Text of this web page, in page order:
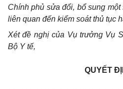
Chính phủ sửa đổi, bổ sung
liên quan đến kiểm soát thủ tục
Xét đề nghị của Vụ trưởng Vụ
Bộ Y tế,
QUYẾT